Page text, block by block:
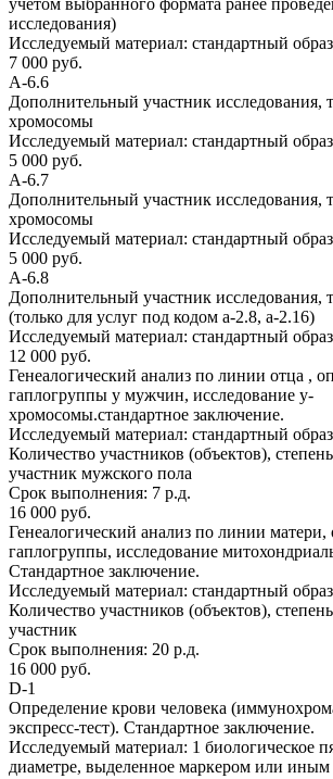
исследования)
Исследуемый материал: стандартный
7 000 руб.
А-6.6
Дополнительный участник исследования,
хромосомы
Исследуемый материал: стандартный
5 000 руб.
А-6.7
Дополнительный участник исследования,
хромосомы
Исследуемый материал: стандартный
5 000 руб.
А-6.8
Дополнительный участник исследования,
(только для услуг под кодом а-2.8, а-2.16)
Исследуемый материал: стандартный
12 000 руб.
Генеалогический анализ по линии отца ,
гаплогруппы у мужчин, исследование y-
хромосомы.стандартное заключение.
Исследуемый материал: стандартный
Количество участников (объектов),
участник мужского пола
Срок выполнения: 7 р.д.
16 000 руб.
Генеалогический анализ по линии матери,
гаплогруппы, исследование
Стандартное заключение.
Исследуемый материал: стандартный
Количество участников (объектов),
участник
Срок выполнения: 20 р.д.
16 000 руб.
D-1
Определение крови человека
экспресс-тест). Стандартное заключение.
Исследуемый материал: 1 биологическое
диаметре, выделенное маркером или иным